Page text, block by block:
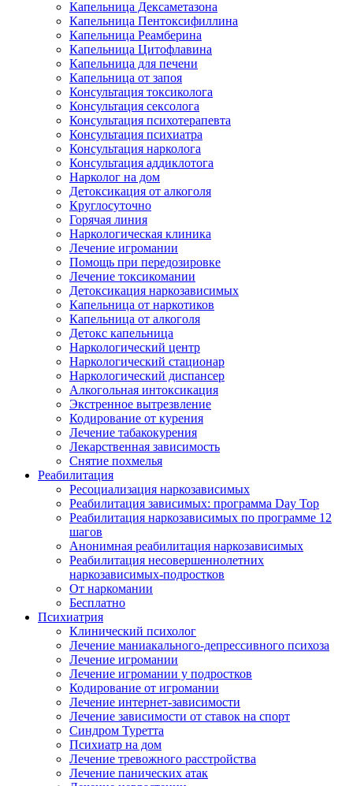
Капельница Дексаметазона
Капельница Пентоксифиллина
Капельница Реамберина
Капельница Цитофлавина
Капельница для печени
Капельница от запоя
Консультация токсиколога
Консультация сексолога
Консультация психотерапевта
Консультация психиатра
Консультация нарколога
Консультация аддиклотога
Нарколог на дом
Детоксикация от алкоголя
Круглосуточно
Горячая линия
Наркологическая клиника
Лечение игромании
Помощь при передозировке
Лечение токсикомании
Детоксикация наркозависимых
Капельница от наркотиков
Капельница от алкоголя
Детокс капельница
Наркологический центр
Наркологический стационар
Наркологический диспансер
Алкогольная интоксикация
Экстренное вытрезвление
Кодирование от курения
Лечение табакокурения
Лекарственная зависимость
Снятие похмелья
Реабилитация
Ресоциализация наркозависимых
Реабилитация зависимых: программа Day Top
Реабилитация наркозависимых по программе 12
шагов
Анонимная реабилитация наркозависимых
Реабилитация несовершеннолетних
наркозависимых-подростков
От наркомании
Бесплатно
Психиатрия
Клинический психолог
Лечение маниакального-депрессивного психоза
Лечение игромании
Лечение игромании у подростков
Кодирование от игромании
Лечение интернет-зависимости
Лечение зависимости от ставок на спорт
Синдром Туретта
Психиатр на дом
Лечение тревожного расстройства
Лечение панических атак